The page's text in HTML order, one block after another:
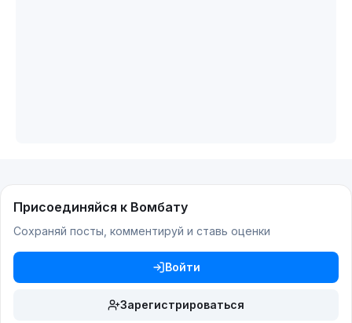
Присоединяйся к Вомбату
Сохраняй посты, комментируй и ставь оценки
Войти
Зарегистрироваться